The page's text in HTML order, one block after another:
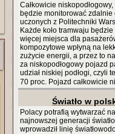
Całkowicie
będzie monitorować zdalnie
uczonych z Politechniki
Każde koło tramwaju
więcej miejsca dla
kompozytowe wpłyną na
zużycie energii, a przez to
za niskopodłogowy pojazd
udział niskiej podłogi, czyli
70 proc. Pojazd całkowicie
Światło w
Polacy potrafią wytwarzać
najnowszej generacji
wprowadził linię